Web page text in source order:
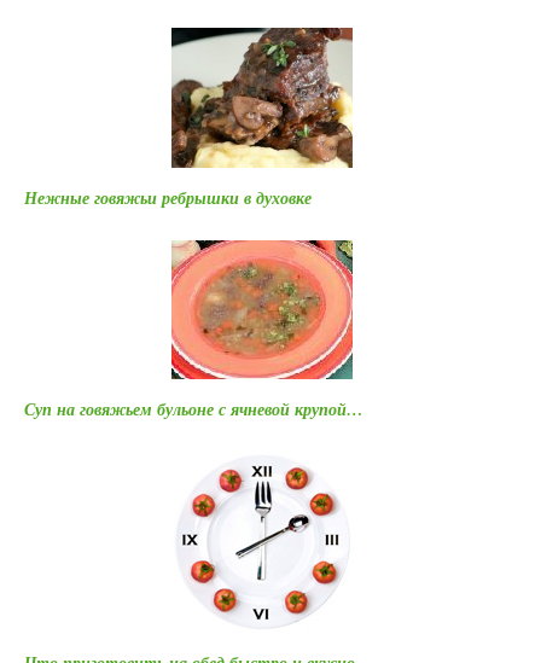
Нежные говяжьи ребрышки в духовке
Суп на говяжьем бульоне с ячневой крупой…